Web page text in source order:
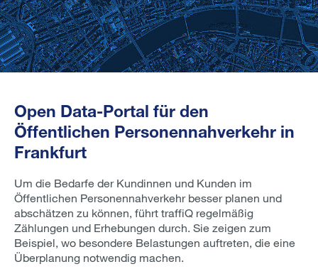
Open Data-Portal für den
Öffentlichen Personennahverkehr in
Frankfurt
Um die Bedarfe der Kundinnen und Kunden im
Öffentlichen Personennahverkehr besser planen und
abschätzen zu können, führt traffiQ regelmäßig
Zählungen und Erhebungen durch. Sie zeigen zum
Beispiel, wo besondere Belastungen auftreten, die eine
Überplanung notwendig machen.